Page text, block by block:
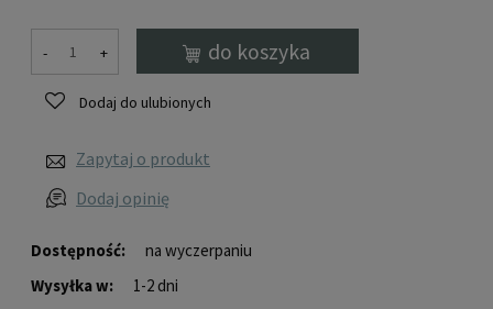
Dostępność:
na wyczerpaniu
Wysyłka w:
1-2 dni
- + do koszyka
Dodaj do ulubionych
Zapytaj o produkt
Dodaj opinię